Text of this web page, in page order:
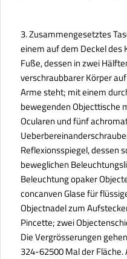
3. Zusammengesetztes
einem auf dem Deckel
Fuße, dessen in zwei
verschraubbarer Körper
Arme steht; mit einem
bewegenden Objecttische
Ocularen und fünf
Reflexionsspiegel, dessen
beweglichen
Beleuchtung opaker
concanven Glase für
Objectnadel zum
Pincette; zwei
Die Vergrösserungen
324-62500 Mal der